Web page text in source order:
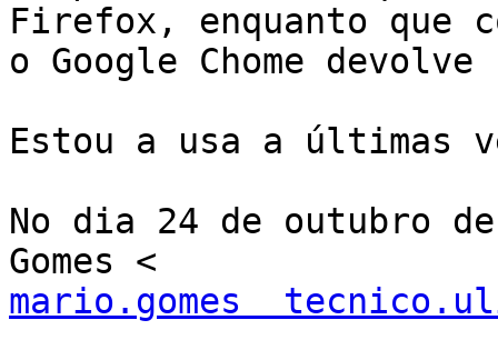
Firefox, enquanto que
o Google Chome
Estou a usa a últimas
No dia 24 de outubro
mario.gomes